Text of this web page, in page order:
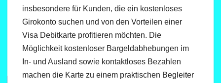
insbesondere für Kunden, die ein kostenloses
Girokonto suchen und von den Vorteilen einer
Visa Debitkarte profitieren möchten. Die
Möglichkeit kostenloser Bargeldabhebungen im
In- und Ausland sowie kontaktloses Bezahlen
machen die Karte zu einem praktischen Begleiter